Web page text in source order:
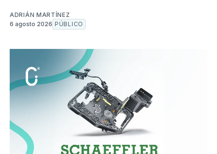
ADRIÁN MARTÍNEZ
6 agosto 2026 PÚBLICO